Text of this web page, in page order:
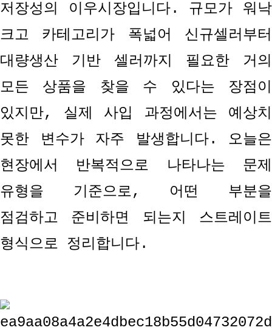
저장성의 이우시장입니다. 규모가 워낙
크고 카테고리가 폭넓어 신규셀러부터
대량생산 기반 셀러까지 필요한 거의
모든 상품을 찾을 수 있다는 장점이
있지만, 실제 사입 과정에서는 예상치
못한 변수가 자주 발생합니다. 오늘은
현장에서 반복적으로 나타나는 문제
유형을 기준으로, 어떤 부분을
점검하고 준비하면 되는지 스트레이트
형식으로 정리합니다.